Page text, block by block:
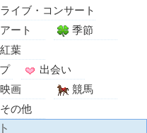
ライブ・コンサート
アート
季節
紅葉
出会い
映画
競馬
その他